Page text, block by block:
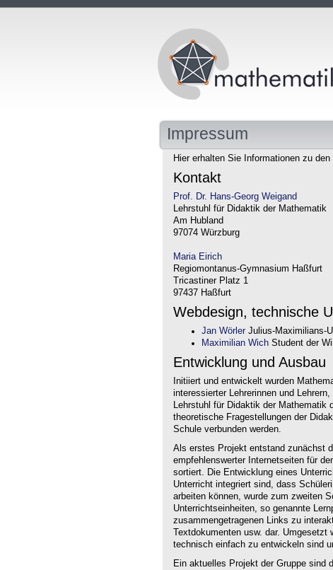
Impressum
Hier erhalten Sie Informationen zu
Kontakt
Prof. Dr. Hans-Georg Weigand
Lehrstuhl für Didaktik der Mathematik
Am Hubland
97074 Würzburg
Maria Eirich
Regiomontanus-Gymnasium Haßfurt
Tricastiner Platz 1
97437 Haßfurt
Webdesign, technische
Jan Wörler Julius-Maximilians-
Maximilian Wich Student der
Entwicklung und Ausbau
Initiiert und entwickelt wurden
interessierter Lehrerinnen und
Lehrstuhl für Didaktik der Mathematik
theoretische Fragestellungen der
Schule verbunden werden.
Als erstes Projekt entstand zunächst
empfehlenswerter Internetseiten für
sortiert. Die Entwicklung eines
Unterricht integriert sind, dass
arbeiten können, wurde zum zweiten
Unterrichtseinheiten, so genannte
zusammengetragenen Links zu
Textdokumenten usw. dar.
technisch einfach zu entwickeln sind
Ein aktuelles Projekt der Gruppe sind